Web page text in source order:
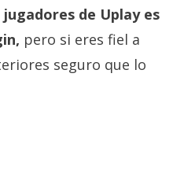
de Uplay es
pero si eres fiel a
seguro que lo